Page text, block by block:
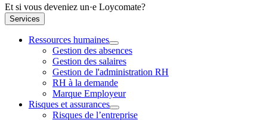
Et si vous deveniez un·e Loycomate?
Services
Ressources humaines
Gestion des absences
Gestion des salaires
Gestion de l'administration RH
RH à la demande
Marque Employeur
Risques et assurances
Risques de l’entreprise